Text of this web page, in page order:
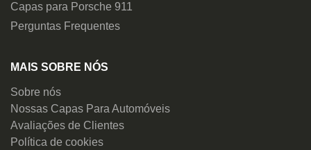
Capas para Porsche 911
Perguntas Frequentes
MAIS SOBRE NÓS
Sobre nós
Nossas Capas Para Automóveis
Avaliações de Clientes
Política de cookies